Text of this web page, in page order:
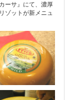
ーサ』にて、濃厚
ゾットが新メニュ